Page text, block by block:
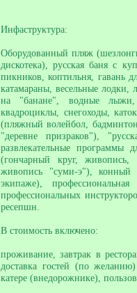
Инфаструктура:
Оборудованный пляж
дискотека), русская баня с
пикников, коптильня, гавань
катамараны, весельные
на "банане", водные лыжи,
квадроциклы, снегоходы,
(пляжный волейбол,
"деревне призраков"),
развлекательные программы
(гончарный круг, живопись,
живопись "суми-э"),
экипаже),
профессиональных
ресепшн.
В стоимость включено:
проживание, завтрак в
доставка гостей (по
катере (внедорожнике),